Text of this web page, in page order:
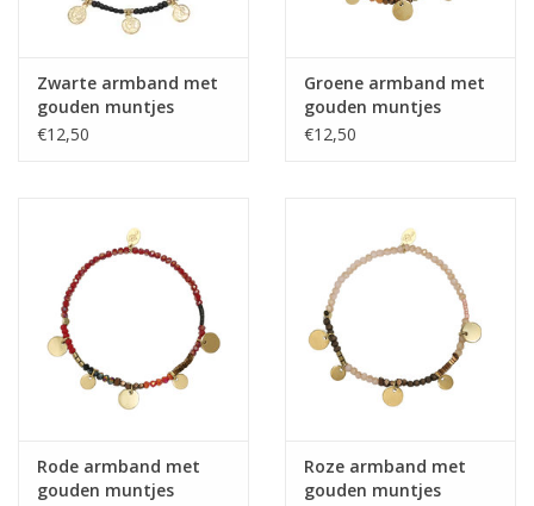
Zwarte armband met
gouden muntjes
€12,50
Groene armband met
gouden muntjes
€12,50
Rode armband met
gouden muntjes
Roze armband met
gouden muntjes